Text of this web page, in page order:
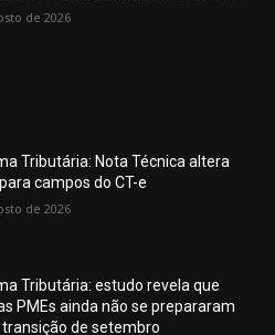
de 2026
Tributária: Nota Técnica altera
campos do CT-e
de 2026
Tributária: estudo revela que
PMEs ainda não se prepararam
transição de setembro